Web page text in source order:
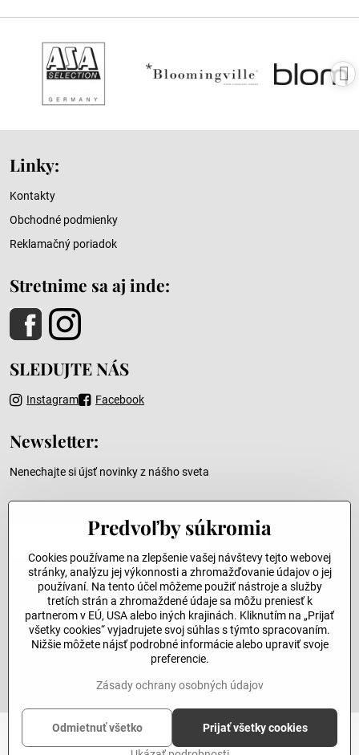
Linky:
Kontakty
Obchodné podmienky
Reklamačný poriadok
Stretnime sa aj inde:
SLEDUJTE NÁS
Instagram Facebook
Newsletter:
Nenechajte si újsť novinky z nášho sveta
Odoslať
2026Copyright
Vytvorené pomocou:BiznisWeb.sk
Predvoľby súkromia
Cookies používame na zlepšenie vašej návštevy tejto webovej
stránky, analýzu jej výkonnosti a zhromažďovanie údajov o jej
používaní. Na tento účel môžeme použiť nástroje a služby
tretích strán a zhromaždené údaje sa môžu preniesť k
partnerom v EÚ, USA alebo iných krajinách. Kliknutím na „Prijať
všetky cookies“ vyjadrujete svoj súhlas s týmto spracovaním.
Nižšie môžete nájsť podrobné informácie alebo upraviť svoje
preferencie.
Zásady ochrany osobných údajov
Prijať všetky cookies
Odmietnuť všetko